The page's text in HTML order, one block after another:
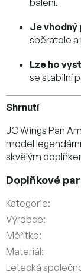
Je vhodný
sběratele a
Lze ho
se stabilní
Shrnutí
JC Wings Pan
model
skvělým
Doplňkové
Kategorie:
Výrobce:
Měřítko:
Materiál:
Letecká